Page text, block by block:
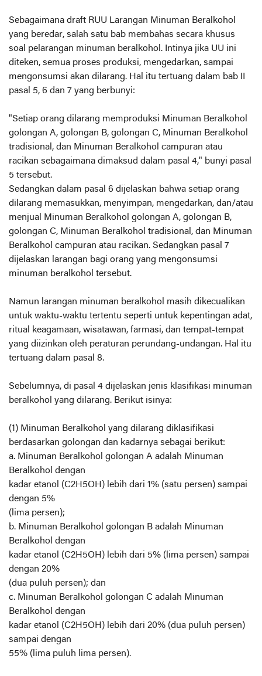
Sebagaimana draft RUU Larangan Minuman Beralkohol
yang beredar, salah satu bab membahas secara khusus
soal pelarangan minuman beralkohol. Intinya jika UU ini
diteken, semua proses produksi, mengedarkan, sampai
mengonsumsi akan dilarang. Hal itu tertuang dalam bab II
pasal 5, 6 dan 7 yang berbunyi:
"Setiap orang dilarang memproduksi Minuman Beralkohol
golongan A, golongan B, golongan C, Minuman Beralkohol
tradisional, dan Minuman Beralkohol campuran atau
racikan sebagaimana dimaksud dalam pasal 4," bunyi pasal
5 tersebut.
Sedangkan dalam pasal 6 dijelaskan bahwa setiap orang
dilarang memasukkan, menyimpan, mengedarkan, dan/atau
menjual Minuman Beralkohol golongan A, golongan B,
golongan C, Minuman Beralkohol tradisional, dan Minuman
Beralkohol campuran atau racikan. Sedangkan pasal 7
dijelaskan larangan bagi orang yang mengonsumsi
minuman beralkohol tersebut.
Namun larangan minuman beralkohol masih dikecualikan
untuk waktu-waktu tertentu seperti untuk kepentingan adat,
ritual keagamaan, wisatawan, farmasi, dan tempat-tempat
yang diizinkan oleh peraturan perundang-undangan. Hal itu
tertuang dalam pasal 8.
Sebelumnya, di pasal 4 dijelaskan jenis klasifikasi minuman
beralkohol yang dilarang. Berikut isinya:
(1) Minuman Beralkohol yang dilarang diklasifikasi
berdasarkan golongan dan kadarnya sebagai berikut:
a. Minuman Beralkohol golongan A adalah Minuman
Beralkohol dengan
kadar etanol (C2H5OH) lebih dari 1% (satu persen) sampai
dengan 5%
(lima persen);
b. Minuman Beralkohol golongan B adalah Minuman
Beralkohol dengan
kadar etanol (C2H5OH) lebih dari 5% (lima persen) sampai
dengan 20%
(dua puluh persen); dan
c. Minuman Beralkohol golongan C adalah Minuman
Beralkohol dengan
kadar etanol (C2H5OH) lebih dari 20% (dua puluh persen)
sampai dengan
55% (lima puluh lima persen).